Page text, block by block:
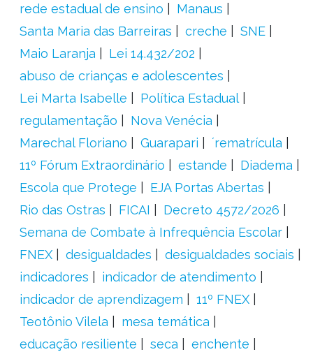
rede estadual de ensino
Manaus
Santa Maria das Barreiras
creche
SNE
Maio Laranja
Lei 14.432/202
abuso de crianças e adolescentes
Lei Marta Isabelle
Política Estadual
regulamentação
Nova Venécia
Marechal Floriano
Guarapari
´rematrícula
11º Fórum Extraordinário
estande
Diadema
Escola que Protege
EJA Portas Abertas
Rio das Ostras
FICAI
Decreto 4572/2026
Semana de Combate à Infrequência Escolar
FNEX
desigualdades
desigualdades sociais
indicadores
indicador de atendimento
indicador de aprendizagem
11º FNEX
Teotônio Vilela
mesa temática
educação resiliente
seca
enchente